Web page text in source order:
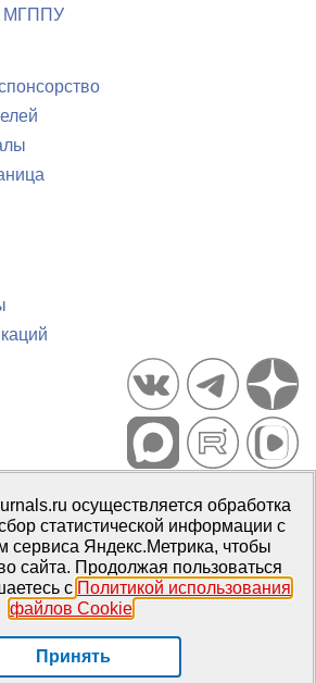
МГППУ
изданий PsyJournals.ru, 2007–2026
материалов
СМИЭл № ФС77-66447 от 14 июля
осуществляется обработка
статистической информации с
сервиса Яндекс.Метрика, чтобы
сайта. Продолжая пользоваться
с Политикой использования
файлов Cookie.
Принять